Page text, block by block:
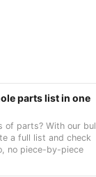
parts list in one
of parts? With our
a full list and check
no piece-by-piece